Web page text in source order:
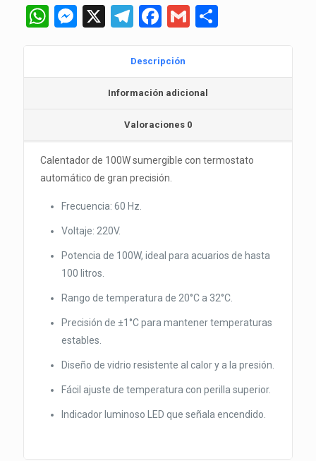
control
de
100)
WhatsApp
Messenger
X Telegram
Facebook
Gmail
Descripción
Información adicional
Valoraciones 0
Calentador de 100W sumergible con termostato
automático de gran precisión.
Frecuencia: 60 Hz.
Voltaje: 220V.
Potencia de 100W, ideal para acuarios de hasta
100 litros.
Rango de temperatura de 20°C a 32°C.
Precisión de ±1°C para mantener temperaturas
estables.
Diseño de vidrio resistente al calor y a la presión.
Fácil ajuste de temperatura con perilla superior.
Indicador luminoso LED que señala encendido.